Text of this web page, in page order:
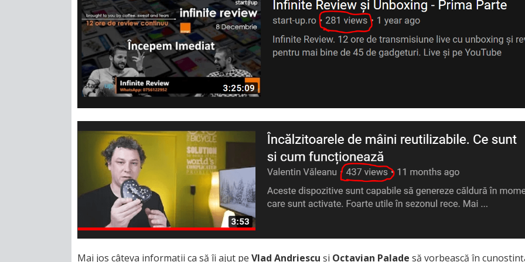
Mai jos câteva informații ca să îi ajut pe Vlad Andriescu și Octavian Palade să vorbească în